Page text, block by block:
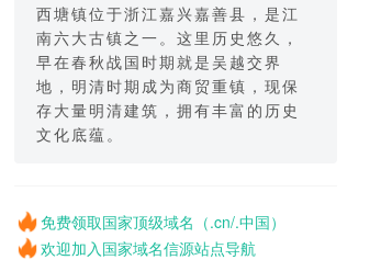
西塘镇位于浙江嘉兴嘉善县，是江
南六大古镇之一。这里历史悠久，
早在春秋战国时期就是吴越交界
地，明清时期成为商贸重镇，现保
存大量明清建筑，拥有丰富的历史
文化底蕴。
免费领取国家顶级域名（.cn/.中国）
欢迎加入国家域名信源站点导航